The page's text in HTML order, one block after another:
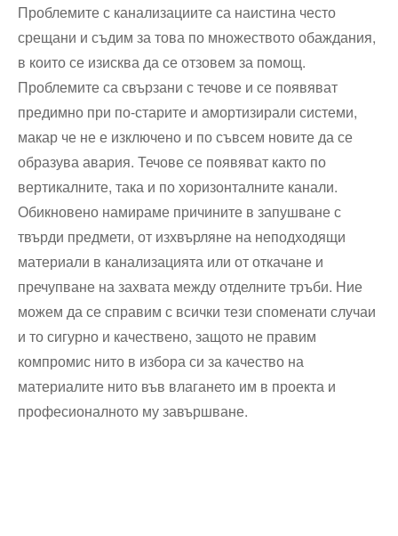
Проблемите с канализациите са наистина често
срещани и съдим за това по множеството обаждания,
в които се изисква да се отзовем за помощ.
Проблемите са свързани с течове и се появяват
предимно при по-старите и амортизирали системи,
макар че не е изключено и по съвсем новите да се
образува авария. Течове се появяват както по
вертикалните, така и по хоризонталните канали.
Обикновено намираме причините в запушване с
твърди предмети, от изхвърляне на неподходящи
материали в канализацията или от откачане и
пречупване на захвата между отделните тръби. Ние
можем да се справим с всички тези споменати случаи
и то сигурно и качествено, защото не правим
компромис нито в избора си за качество на
материалите нито във влагането им в проекта и
професионалното му завършване.